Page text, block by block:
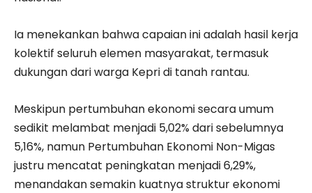
Ia menekankan bahwa capaian ini adalah hasil kerja
kolektif seluruh elemen masyarakat, termasuk
dukungan dari warga Kepri di tanah rantau.
Meskipun pertumbuhan ekonomi secara umum
sedikit melambat menjadi 5,02% dari sebelumnya
5,16%, namun Pertumbuhan Ekonomi Non-Migas
justru mencatat peningkatan menjadi 6,29%,
menandakan semakin kuatnya struktur ekonomi